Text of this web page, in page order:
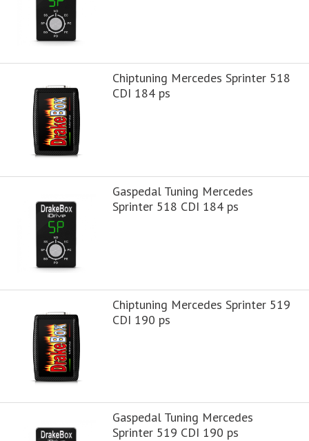
Chiptuning Mercedes Sprinter 518
CDI 184 ps
Gaspedal Tuning Mercedes
Sprinter 518 CDI 184 ps
Chiptuning Mercedes Sprinter 519
CDI 190 ps
Gaspedal Tuning Mercedes
Sprinter 519 CDI 190 ps